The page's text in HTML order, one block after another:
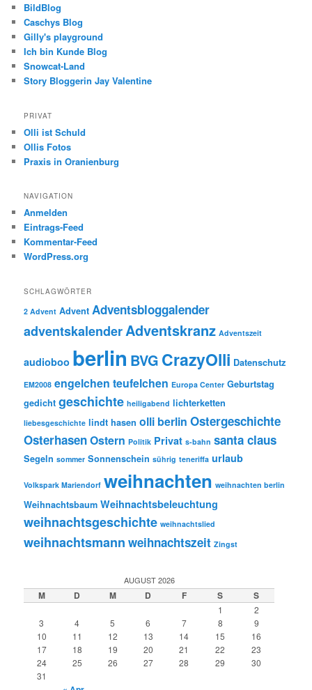
BildBlog
Caschys Blog
Gilly's playground
Ich bin Kunde Blog
Snowcat-Land
Story Bloggerin Jay Valentine
PRIVAT
Olli ist Schuld
Ollis Fotos
Praxis in Oranienburg
NAVIGATION
Anmelden
Eintrags-Feed
Kommentar-Feed
WordPress.org
SCHLAGWÖRTER
2 Advent Advent Adventsbloggalender
adventskalenderAdventskranz Adventszeit
audioboo berlin BVG CrazyOlli Datenschutz
EM2008 engelchen teufelchen Europa Center Geburtstag
gedicht geschichte heiligabend lichterketten
liebesgeschichte lindt hasen olli berlin Ostergeschichte
OsterhasenOstern Politik Privat s-bahn santa claus
Segeln sommer Sonnenschein sührig teneriffa urlaub
Volkspark Mariendorf weihnachten weihnachten berlin
Weihnachtsbaum Weihnachtsbeleuchtung
weihnachtsgeschichte weihnachtslied
weihnachtsmann weihnachtszeit Zingst
AUGUST 2026
M D M D F S S
1
2
3
4 5 6 7 8
9
10
11 12 13 14 15
16
17
18 19 20 21 22
23
24
25 26 27 28 29
30
31